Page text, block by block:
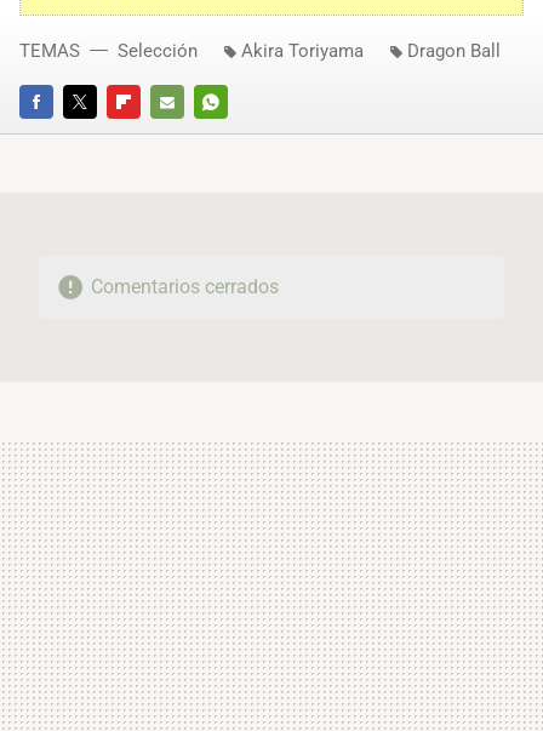
FACEBOOKTWITTERFLIPBOARD
E-
WHATSAPP
TEMAS Selección Akira Toriyama Dragon Ball
Comentarios cerrados